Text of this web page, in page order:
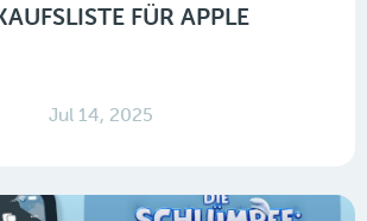
FÜR APPLE
Jul 14, 2025